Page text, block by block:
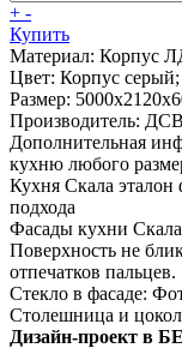
+ -
Купить
Материал: Корпус
Цвет: Корпус
Размер:
Производитель: ДСВ
Дополнительная
кухню любого
Кухня Скала эталон
подхода
Фасады кухни
Поверхность не
отпечатков пальцев.
Стекло в фасаде:
Столешница и
Дизайн-проект в